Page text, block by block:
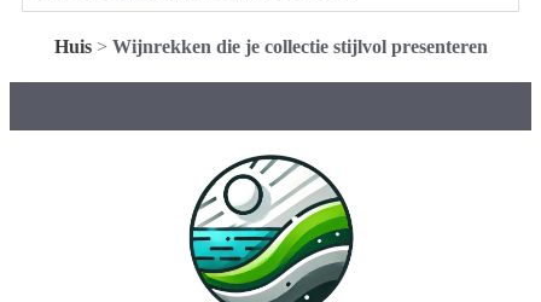
Huis> Wijnrekken die je collectie stijlvol presenteren